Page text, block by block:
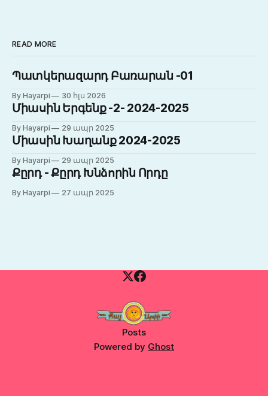
READ MORE
Պատկերազարդ Բառարան -01
By Hayarpi 30 հլս 2026
Միասին Երգենք -2- 2024-2025
By Hayarpi 29 ապր 2025
Միասին Խաղանք 2024-2025
By Hayarpi 29 ապր 2025
Քըրդ - Քըրդ Խնձորին Որդը
By Hayarpi 27 ապր 2025
Posts
Powered by Ghost